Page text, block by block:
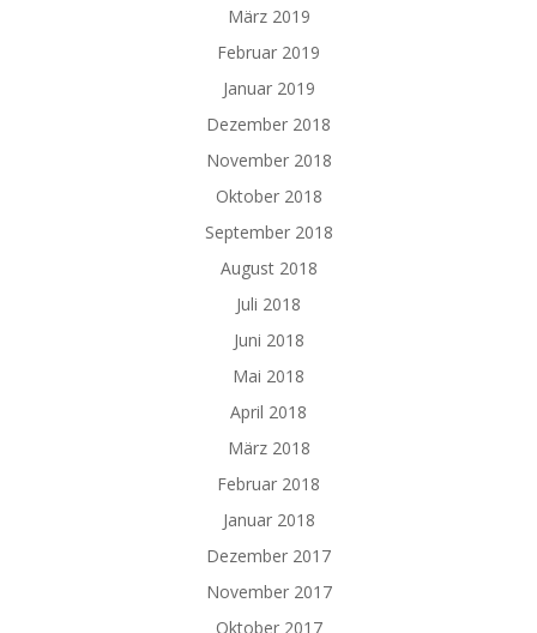
März 2019
Februar 2019
Januar 2019
Dezember 2018
November 2018
Oktober 2018
September 2018
August 2018
Juli 2018
Juni 2018
Mai 2018
April 2018
März 2018
Februar 2018
Januar 2018
Dezember 2017
November 2017
Oktober 2017